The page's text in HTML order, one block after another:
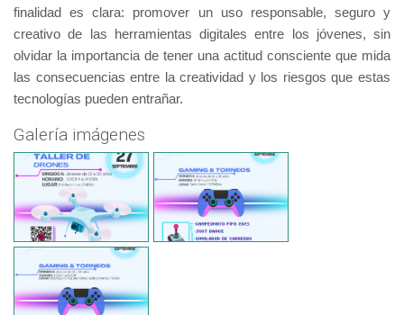
finalidad es clara: promover un uso responsable, seguro y
creativo de las herramientas digitales entre los jóvenes, sin
olvidar la importancia de tener una actitud consciente que mida
las consecuencias entre la creatividad y los riesgos que estas
tecnologías pueden entrañar.
Galería imágenes